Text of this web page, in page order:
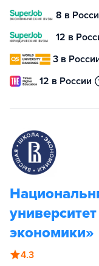
8 в
12 в
3 в
12 в России
экономики»
4.3